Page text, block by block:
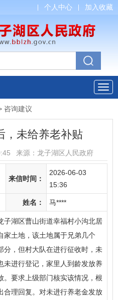
个人中心 加入收藏
咨询建议
，未给养老补贴
来源： 龙子湖区人民政府
来信时间：
2026-06-03
15:36
姓名： 马****
子湖区曹山街道幸福村小沟北居
家土地，该土地属于兄弟几个
分，但村大队在进行征收时，未
未进行登记，家里人到龄发放养
。要求上级部门核实该情况，根
合理回复。对未进行养老金发放